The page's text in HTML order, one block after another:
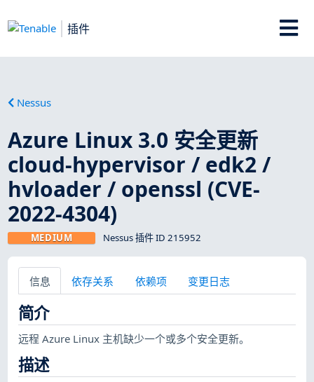
插件
Nessus
Azure Linux 3.0 安全更新
cloud-hypervisor / edk2 /
hvloader / openssl (CVE-
2022-4304)
MEDIUM Nessus 插件 ID 215952
信息 依存关系 依赖项 变更日志
简介
远程 Azure Linux 主机缺少一个或多个安全更新。
描述